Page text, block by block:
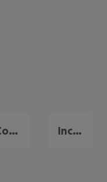
Colakli Incekum